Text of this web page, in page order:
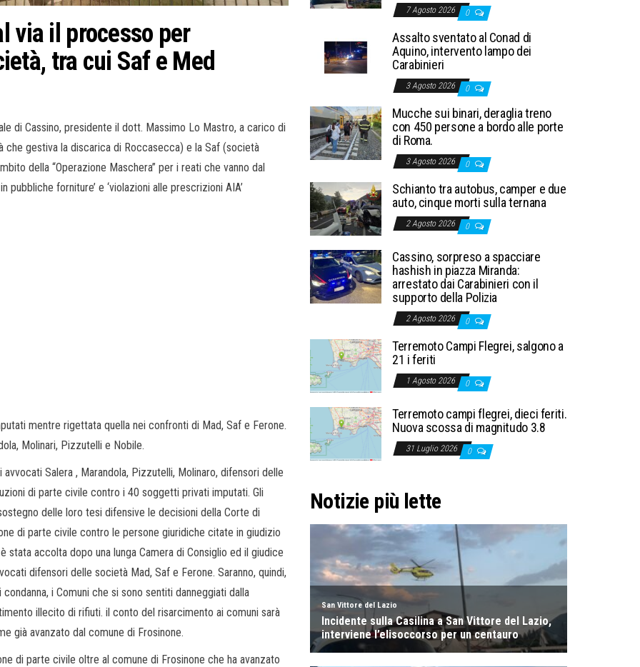
via il processo per
tra cui Saf e Med
di Cassino, presidente il dott. Massimo Lo Mastro, a carico di
gestiva la discarica di Roccasecca) e la Saf (società
della “Operazione Maschera” per i reati che vanno dal
pubbliche forniture’ e ‘violazioni alle prescrizioni AIA’
mentre rigettata quella nei confronti di Mad, Saf e Ferone.
Molinari, Pizzutelli e Nobile.
Salera , Marandola, Pizzutelli, Molinaro, difensori delle
di parte civile contro i 40 soggetti privati imputati. Gli
delle loro tesi difensive le decisioni della Corte di
di parte civile contro le persone giuridiche citate in giudizio
accolta dopo una lunga Camera di Consiglio ed il giudice
difensori delle società Mad, Saf e Ferone. Saranno, quindi,
i Comuni che si sono sentiti danneggiati dalla
illecito di rifiuti. il conto del risarcimento ai comuni sarà
già avanzato dal comune di Frosinone.
di parte civile oltre al comune di Frosinone che ha avanzato
7 Agosto 2026 0
Assalto sventato al Conad di
Aquino, intervento lampo dei
Carabinieri
3 Agosto 2026 0
Mucche sui binari, deraglia treno
con 450 persone a bordo alle porte
di Roma.
3 Agosto 2026 0
Schianto tra autobus, camper e due
auto, cinque morti sulla ternana
2 Agosto 2026 0
Cassino, sorpreso a spacciare
hashish in piazza Miranda:
arrestato dai Carabinieri con il
supporto della Polizia
2 Agosto 2026 0
Terremoto Campi Flegrei, salgono a
21 i feriti
1 Agosto 2026 0
Terremoto campi flegrei, dieci feriti.
Nuova scossa di magnitudo 3.8
31 Luglio 2026 0
Notizie più lette